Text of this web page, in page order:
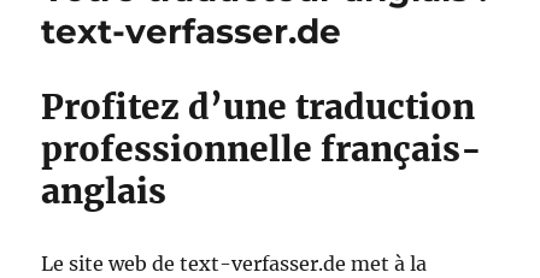
text-verfasser.de
Profitez d’une traduction
professionnelle français-
anglais
Le site web de text-verfasser.de met à la